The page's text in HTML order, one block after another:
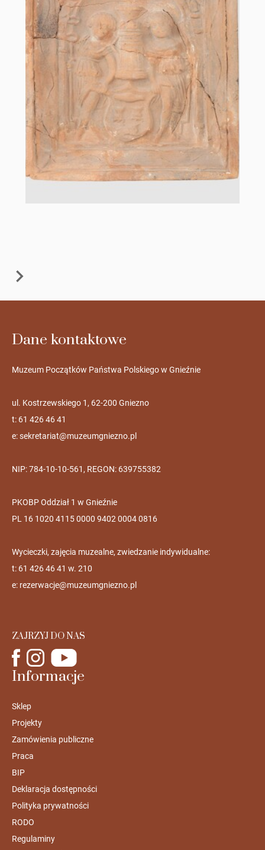
Dane kontaktowe
Muzeum Początków Państwa Polskiego w Gnieźnie
ul. Kostrzewskiego 1, 62-200 Gniezno
t: 61 426 46 41
e:sekretariat@muzeumgniezno.pl
NIP: 784-10-10-561, REGON: 639755382
PKOBP Oddział 1 w Gnieźnie
PL 16 1020 4115 0000 9402 0004 0816
Wycieczki, zajęcia muzealne, zwiedzanie indywidualne:
t: 61 426 46 41 w. 210
e: rezerwacje@muzeumgniezno.pl
ZAJRZYJ DO NAS
Informacje
Sklep
Projekty
Zamówienia publiczne
Praca
BIP
Deklaracja dostępności
Polityka prywatności
RODO
Regulaminy